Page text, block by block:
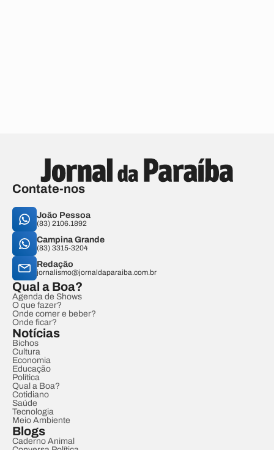
Contate-nos
João Pessoa
(83) 2106.1892
Campina Grande
(83) 3315-3204
Redação
jornalismo@jornaldaparaiba.com.br
Qual a Boa?
Agenda de Shows
O que fazer?
Onde comer e beber?
Onde ficar?
Notícias
Bichos
Cultura
Economia
Educação
Política
Qual a Boa?
Cotidiano
Saúde
Tecnologia
Meio Ambiente
Blogs
Caderno Animal